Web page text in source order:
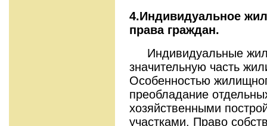
4.Индивидуальное
права граждан.
Индивидуальные
значительную часть
Особенностью
преобладание
хозяйственными
участками. Право